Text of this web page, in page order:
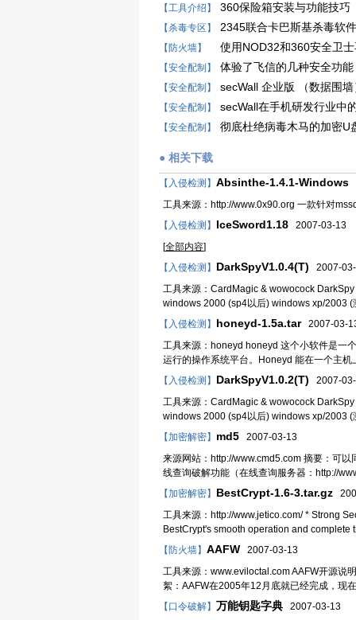
【工具介绍】 360保险箱安装与功能技巧
【杀毒专区】 2345联合卡巴斯基杀毒软
【防火墙】 使用NOD32和360安全卫
【安全配制】 体验了飞信的几种安全功
【安全配制】 secWall 企业版 （数据围
【安全配制】 secWall在手机研发行业中
【安全配制】 彻底杜绝病毒木马的加密U
● 相关下载
【入侵检测】 Absinthe-1.4.1-Windows
工具来源：http://www.0x90.org 一款针对
【入侵检测】 IceSword1.18 2007-03-13
[全部内容]
【入侵检测】 DarkSpyV1.0.4(T) 2007-
工具来源：CardMagic & wowocock
windows 2000 (sp4以后) windows xp/2003 (
【入侵检测】 honeyd-1.5a.tar2007-03-
工具来源：honeyd honeyd 这个小软件是一
运行的操作系统平台。Honeyd 能在一个主
【入侵检测】 DarkSpyV1.0.2(T) 2007-
工具来源：CardMagic & wowocock
windows 2000 (sp4以后) windows xp/2003 (
【加密解密】 md5 2007-03-13
来源网站：http://www.cmd5.com 摘要：可
线查询破解功能（在线查询服务器：http://
【加密解密】 BestCrypt-1.6-3.tar.gz
工具来源：http://www.jetico.com/ * Strong
BestCrypt's smooth operation and
【防火墙】 AAFW 2007-03-13
工具来源：www.eviloctal.com AAFW开源说
絮：AAFW在2005年12月底就已经完成，现
【口令破解】 万能钥匙字典 2007-03-13